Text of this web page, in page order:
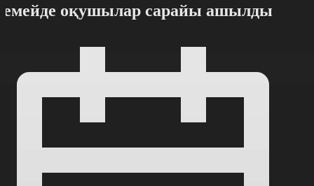
оқушылар сарайы ашылды